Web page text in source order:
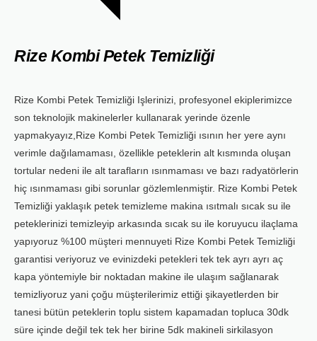
Rize Kombi Petek Temizliği
Rize Kombi Petek Temizliği Işlerinizi, profesyonel ekiplerimizce
son teknolojik makinelerler kullanarak yerinde özenle
yapmakyayız,Rize Kombi Petek Temizliği ısının her yere aynı
verimle dağılamaması, özellikle peteklerin alt kısmında oluşan
tortular nedeni ile alt tarafların ısınmaması ve bazı radyatörlerin
hiç ısınmaması gibi sorunlar gözlemlenmiştir. Rize Kombi Petek
Temizliği yaklaşık petek temizleme makina ısıtmalı sıcak su ile
peteklerinizi temizleyip arkasında sıcak su ile koruyucu ilaçlama
yapıyoruz %100 müşteri mennuyeti Rize Kombi Petek Temizliği
garantisi veriyoruz ve evinizdeki petekleri tek tek ayrı ayrı aç
kapa yöntemiyle bir noktadan makine ile ulaşım sağlanarak
temizliyoruz yani çoğu müşterilerimiz ettiği şikayetlerden bir
tanesi bütün peteklerin toplu sistem kapamadan topluca 30dk
süre içinde değil tek tek her birine 5dk makineli sirkilasyon